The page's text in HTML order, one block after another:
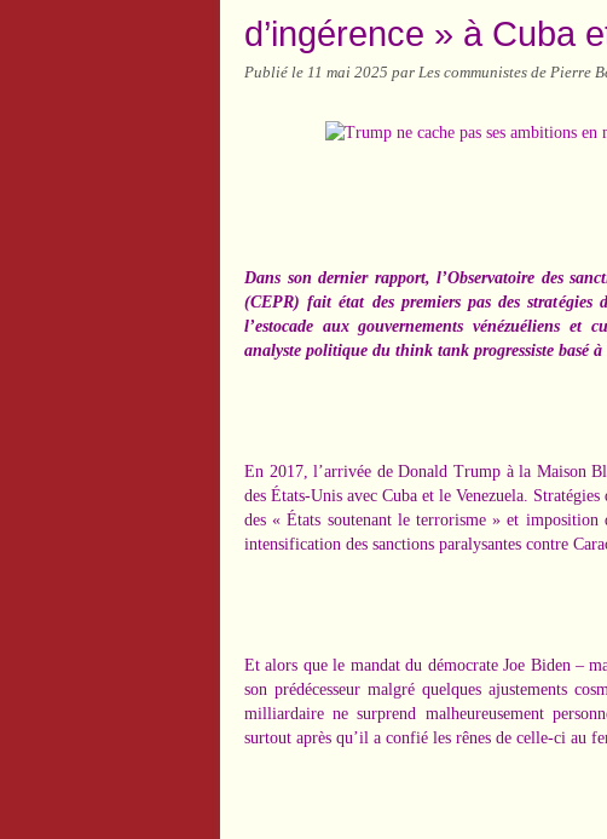
d’ingérence » à Cuba
Publié le 11 mai 2025 par Les communistes de Pierre
Dans son dernier rapport, l’Observatoire des
(CEPR) fait état des premiers pas des
l’estocade aux gouvernements vénézuéliens
analyste politique du think tank progressiste basé à
En 2017, l’arrivée de Donald Trump à la Maison
des États-Unis avec Cuba et le Venezuela.
des « États soutenant le terrorisme » et imposition
intensification des sanctions paralysantes contre
Et alors que le mandat du démocrate Joe Biden–
son prédécesseur malgré quelques ajustements
milliardaire ne surprend malheureusement
surtout après qu’il a confié les rênes de celle-ci au